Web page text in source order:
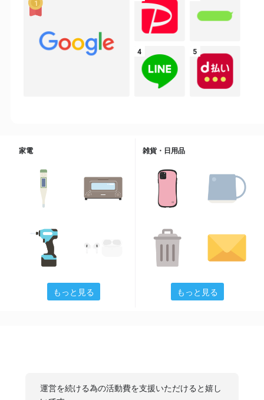
家電
もっと見る
雑貨・日用品
もっと見る
運営を続ける為の活動費を支援いただけると嬉し